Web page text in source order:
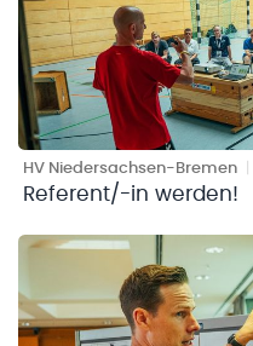
HV Niedersachsen-Bremen
Referent/-in werden!